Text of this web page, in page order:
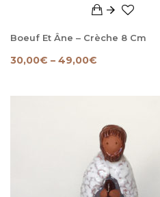
Boeuf Et Âne – Crèche 8 Cm
30,00€ – 49,00€